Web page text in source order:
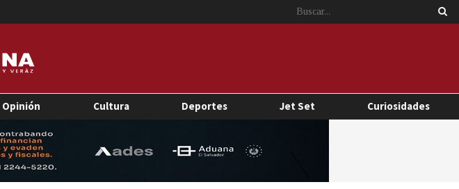
Opinión Cultura Deportes Jet Set Curiosidades